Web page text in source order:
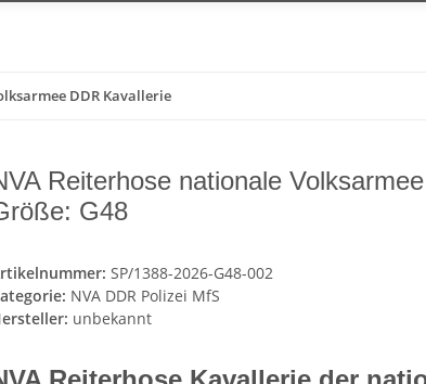
DDR Kavallerie
Reiterhose nationale
G48
SP/1388-2026-G48-002
NVA DDR Polizei MfS
unbekannt